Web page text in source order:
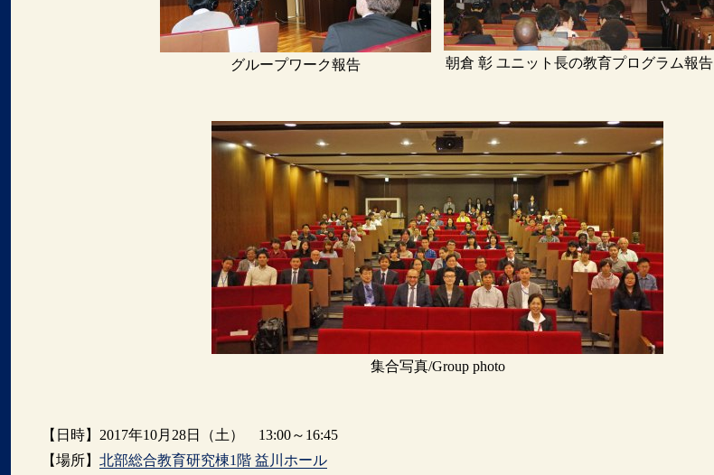
グループワーク報告 朝倉 彰 ユニット長の教育プログラム報告
集合写真/Group photo
【日時】2017年10月28日（土） 13:00～16:45
【場所】 北部総合教育研究棟1階 益川ホール